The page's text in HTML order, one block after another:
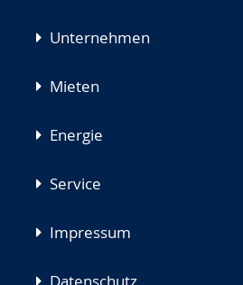
Unternehmen
Mieten
Energie
Service
Impressum